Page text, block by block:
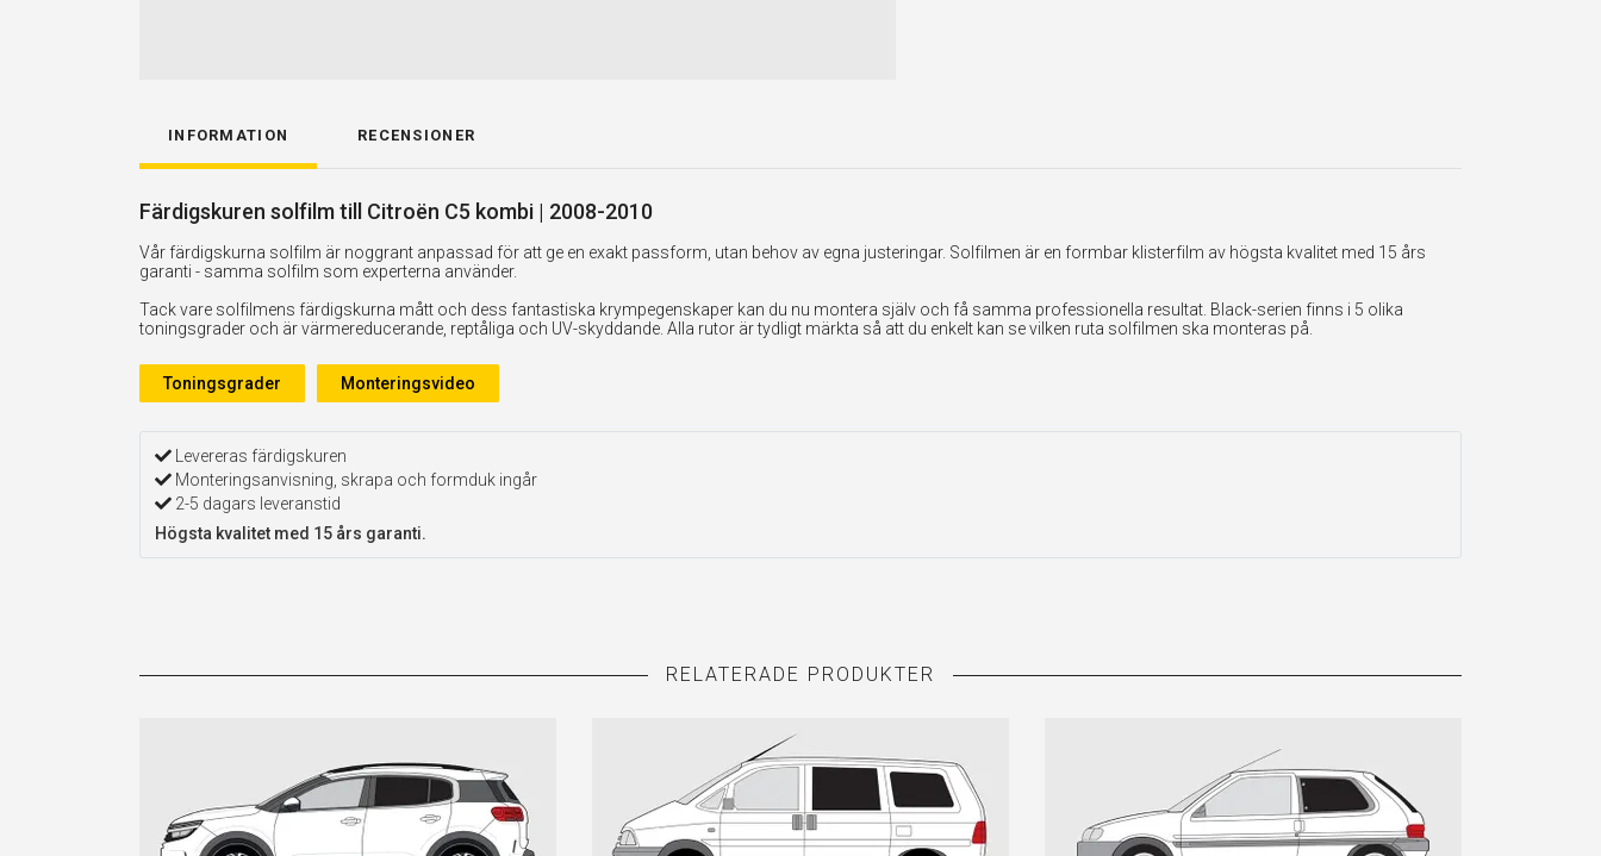
INFORMATION RECENSIONER
Färdigskuren solfilm till Citroën C5 kombi | 2008-2010
Vår färdigskurna solfilm är noggrant anpassad för att ge en exakt passform, utan behov av egna justeringar. Solfilmen är en formbar klisterfilm av högsta kvalitet med 15 års
garanti - samma solfilm som experterna använder.
Tack vare solfilmens färdigskurna mått och dess fantastiska krympegenskaper kan du nu montera själv och få samma professionella resultat. Black-serien finns i 5 olika
toningsgrader och är värmereducerande, reptåliga och UV-skyddande. Alla rutor är tydligt märkta så att du enkelt kan se vilken ruta solfilmen ska monteras på.
Toningsgrader Monteringsvideo
Levereras färdigskuren
Monteringsanvisning, skrapa och formduk ingår
2-5 dagars leveranstid
Högsta kvalitet med 15 års garanti.